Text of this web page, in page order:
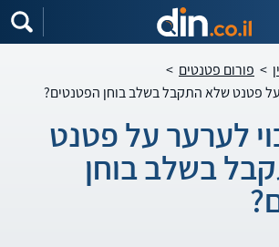
> פורום פטנטים >
פטנט שלא התקבל בשלב בוחן הפטנטים?
לערער על פטנט
בשלב בוחן